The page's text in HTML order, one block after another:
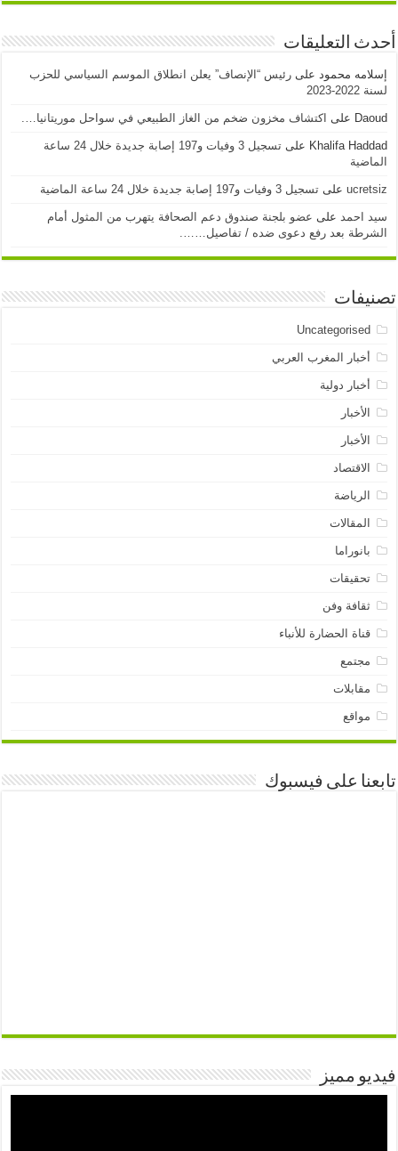
أحدث التعليقات
إسلامه محمود علىرئيس “الإنصاف” يعلن انطلاق الموسم السياسي للحزب
لسنة 2022-2023
Daoud على اكتشاف مخزون ضخم من الغاز الطبيعي في سواحل موريتانيا….
Khalifa Haddad على
تسجيل 3 وفيات و197 إصابة جديدة خلال 24 ساعة
الماضية
ucretsiz علىتسجيل 3 وفيات و197 إصابة جديدة خلال 24 ساعة الماضية
سيد احمد على عضو بلجنة صندوق دعم الصحافة يتهرب من المثول أمام
الشرطة بعد رفع دعوى ضده / تفاصيل…….
تصنيفات
Uncategorised
أخبار المغرب العربي
أخبار دولية
الأخبار
الأخبار
الاقتصاد
الرياضة
المقالات
بانوراما
تحقيقات
ثقافة وفن
قناة الحضارة للأنباء
مجتمع
مقابلات
مواقع
تابعنا على فيسبوك
فيديو مميز